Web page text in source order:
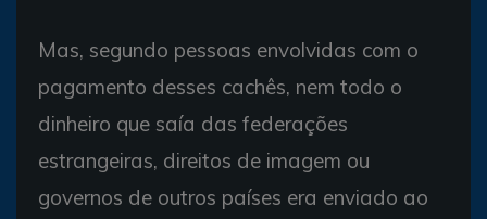
Mas, segundo pessoas envolvidas com o
pagamento desses cachês, nem todo o
dinheiro que saía das federações
estrangeiras, direitos de imagem ou
governos de outros países era enviado ao